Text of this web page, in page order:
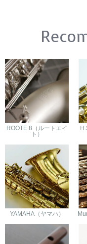
ROOTE 8（ルートエイ
ト）
YAMAHA（ヤマハ）